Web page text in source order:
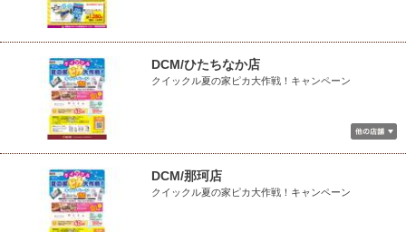
DCM/ひたちなか店
クイックル夏の家ピカ大作戦！キャンペーン
DCM/那珂店
クイックル夏の家ピカ大作戦！キャンペーン